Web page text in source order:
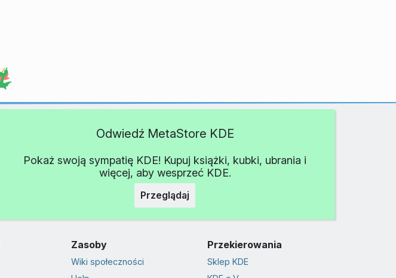
Odwiedź MetaStore KDE
Pokaż swoją sympatię KDE! Kupuj książki, kubki, ubrania i
więcej, aby wesprzeć KDE.
Przeglądaj
Zasoby
Wiki społeczności
Przekierowania
Sklep KDE